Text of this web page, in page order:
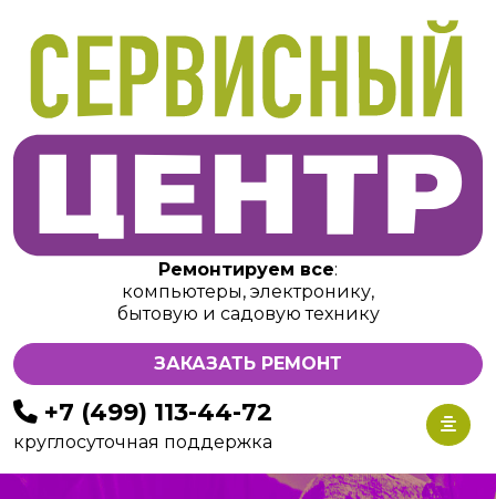
Ремонтируем все:
компьютеры, электронику,
бытовую и садовую технику
ЗАКАЗАТЬ РЕМОНТ
+7 (499) 113-44-72
круглосуточная поддержка